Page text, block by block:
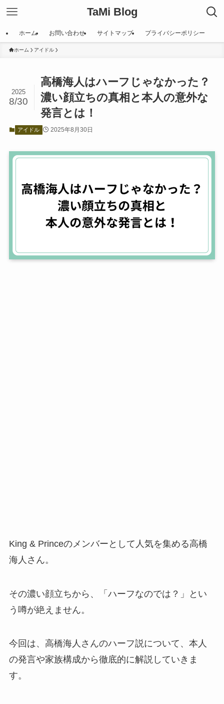
TaMi Blog
ホーム お問い合わせ サイトマップ プライバシーポリシー
ホーム アイドル
高橋海人はハーフじゃなかった？
濃い顔立ちの真相と本人の意外な
発言とは！
2025
8/30
アイドル 2025年8月30日
King & Princeのメンバーとして人気を集める高橋
海人さん。
その濃い顔立ちから、「ハーフなのでは？」とい
う噂が絶えません。
今回は、高橋海人さんのハーフ説について、本人
の発言や家族構成から徹底的に解説していきま
す。